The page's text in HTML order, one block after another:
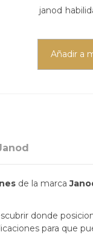
janod
Añadir a
de la marca
donde
para que